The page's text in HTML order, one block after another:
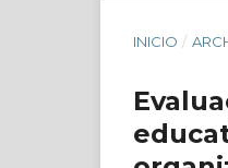
INICIO /